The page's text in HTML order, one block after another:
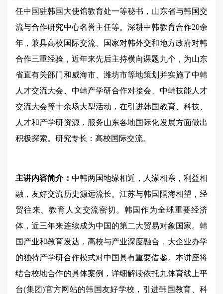
任中国驻韩国大使馆教育处一等秘书，山东省与韩国交
流与合作研究中心名誉主任等。深耕中韩教育合作20余
年，兼具高校国际交流、国家对韩外交和地方政府对韩
合作三重经验，近年来先后主持横向课题九个，为山东
省直有关部门和威海市、潍坊市等地策划并实施了中韩
人才交流大会、中韩产学研合作对接会、中韩技能人才
交流大会等十余场大型活动，在引进韩国教育、科技、
人才和产学研资源，服务山东各地国际化发展方面做出
积极探索。研究专长：高校国际交流。
主讲内容简介： 中韩两国地缘相近，人缘相亲，利益相
融，友好交流历史源远流长。江苏与韩国隔海相望，经
贸往来、教育人文交流密切。韩国作为全球重要经济
体，近三年来连续成为中国的第二大贸易对象国家。韩
国产业和教育发达，高校与产业深度融合，大企业办学
的独特产学研合作模式对中国具有重要借鉴。本讲座将
结合校地合作的具体案例，详细解读依托九体育线上平
台(集团)官方网站的韩国友好学校，引进韩国教育、科